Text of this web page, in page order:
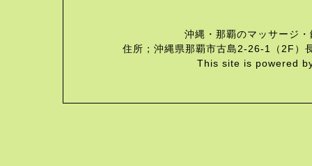
沖縄・那覇のマッサージ
住所；沖縄県那覇市古島2-26-1（2F
This site is powered